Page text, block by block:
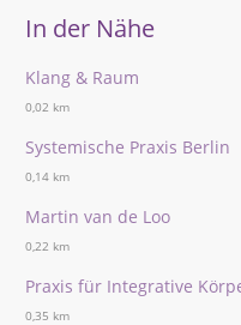
In der Nähe
Klang & Raum
0,02 km
Systemische Praxis Berlin
0,14 km
Martin van de Loo
0,22 km
Praxis für Integrative
0,35 km